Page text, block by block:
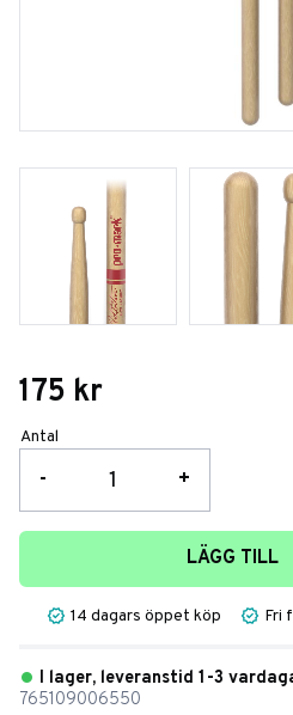
175 kr
Antal
+
-
LÄGG TILL
14 dagars öppet köp Fri
I lager, leveranstid 1-3
765109006550